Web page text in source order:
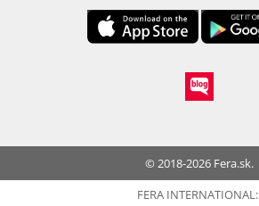
© 2018-2026 Fera.sk.
FERA INTERNATIONAL: